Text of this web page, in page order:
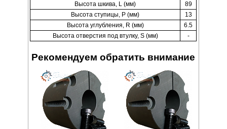
Высота шкива, L (мм)
89
Высота ступицы, P (мм)
13
Высота углубления, R (мм)
6.5
Высота отверстия под втулку, S (мм)
-
Рекомендуем обратить внимание